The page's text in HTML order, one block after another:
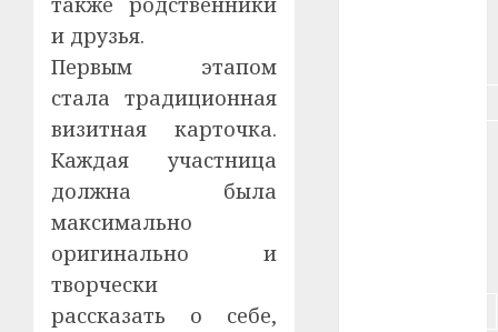
и друзья.
Первым этапом
стала традиционная
визитная карточка.
Каждая участница
должна была
максимально
оригинально и
творчески
рассказать о себе,